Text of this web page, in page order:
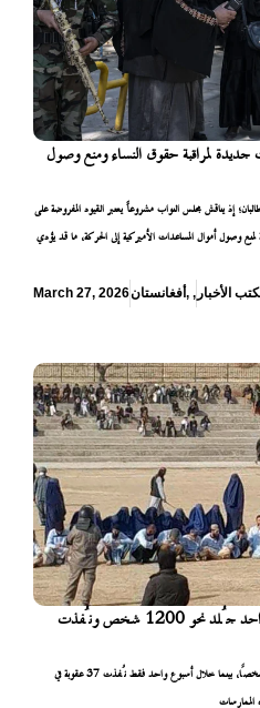
لمراقبة حقوق النساء ومنع وصول
إذ يناقش مجلس النواب مشروعاً يعتبر القيود المفروضة على
وصول أموال المساعدات الأميركية إلى الحركة، ما قد يؤدي
March 27, 2026أفغانستان , , الأخبار
طالبان وتصاعد العقوبات: خلال عام واحد جُلد نحو 1200 شخص ونُفذت
تشير الأرقام إلى أنه في يناير 2026 وحده تم جلد 162 شخصًا، بينما خلال أسبوع واحد فقط نُفذت 37 عقوبة في